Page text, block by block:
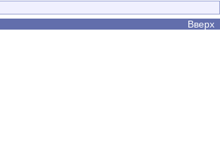
Вверх